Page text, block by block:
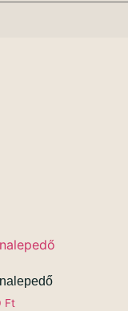
Ft